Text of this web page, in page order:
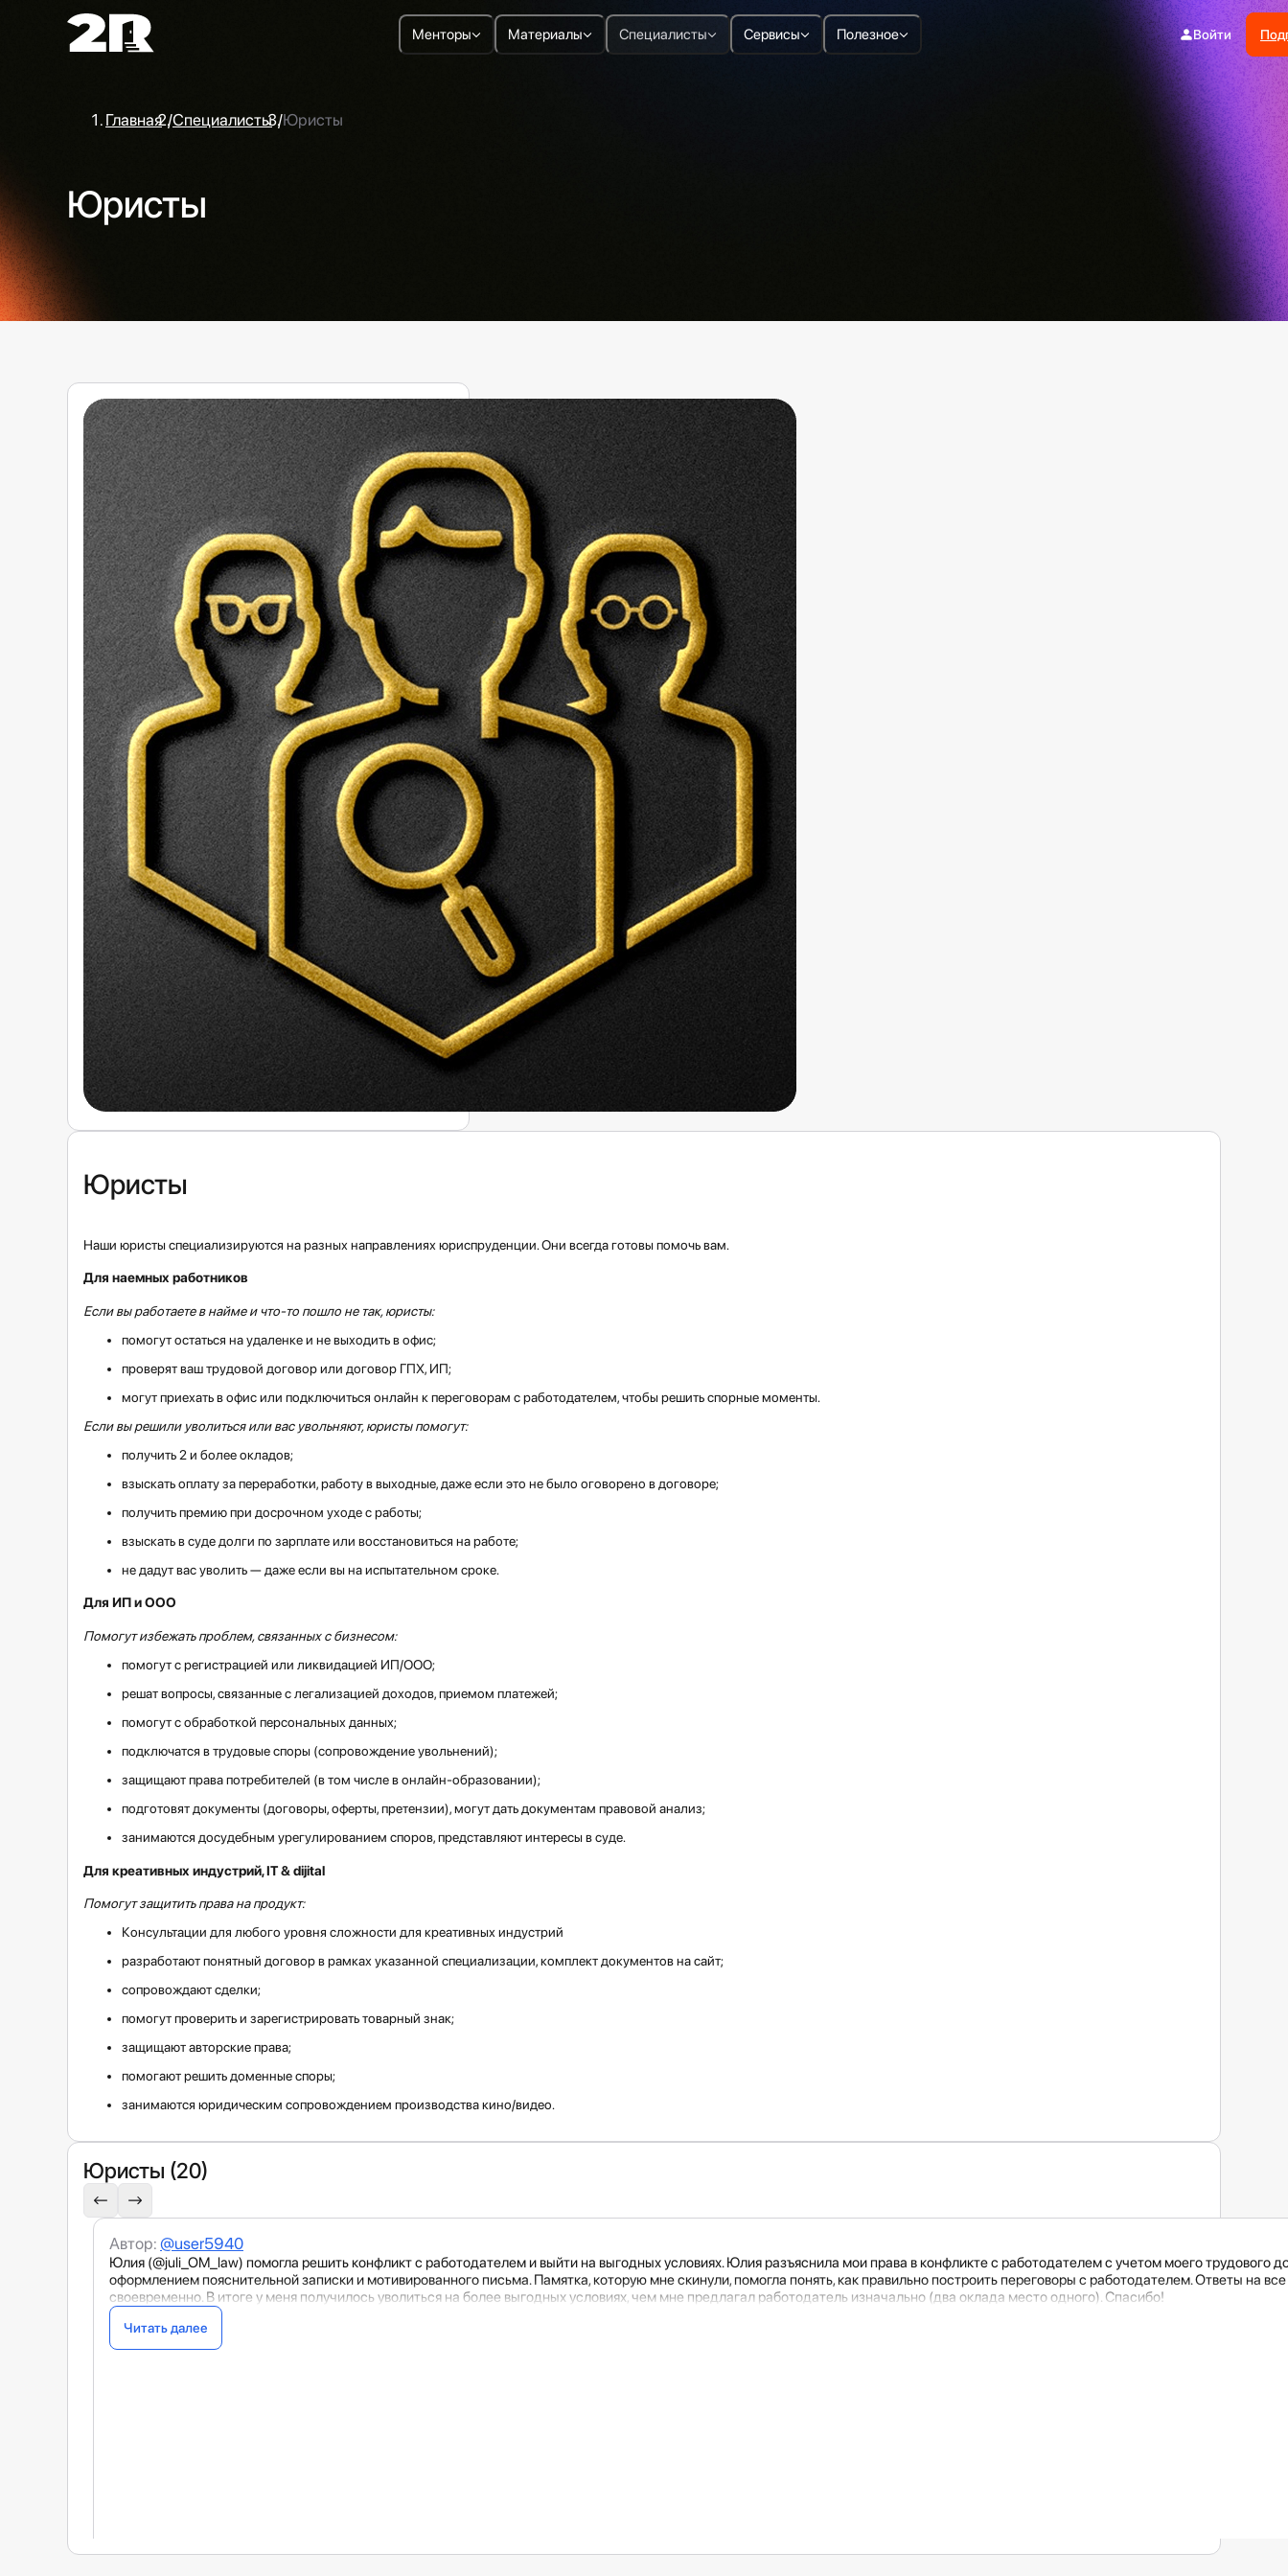
Менторы Материалы Специалисты Сервисы Полезное Войти
Главная /Специалисты /Юристы
Юристы
Юристы
Наши юристы специализируются на разных направлениях юриспруденции. Они всегда готовы помочь вам.
Для наемных работников
Если вы работаете в найме и что-то пошло не так, юристы:
помогут остаться на удаленке и не выходить в офис;
проверят ваш трудовой договор или договор ГПХ, ИП;
могут приехать в офис или подключиться онлайн к переговорам с работодателем, чтобы решить спорные моменты.
Если вы решили уволиться или вас увольняют, юристы помогут:
получить 2 и более окладов;
взыскать оплату за переработки, работу в выходные, даже если это не было оговорено в договоре;
получить премию при досрочном уходе с работы;
взыскать в суде долги по зарплате или восстановиться на работе;
не дадут вас уволить — даже если вы на испытательном сроке.
Для ИП и ООО
Помогут избежать проблем, связанных с бизнесом:
помогут с регистрацией или ликвидацией ИП/ООО;
решат вопросы, связанные с легализацией доходов, приемом платежей;
помогут с обработкой персональных данных;
подключатся в трудовые споры (сопровождение увольнений);
защищают права потребителей (в том числе в онлайн-образовании);
подготовят документы (договоры, оферты, претензии), могут дать документам правовой анализ;
занимаются досудебным урегулированием споров, представляют интересы в суде.
Для креативных индустрий, IT & dijital
Помогут защитить права на продукт:
Консультации для любого уровня сложности для креативных индустрий
разработают понятный договор в рамках указанной специализации, комплект документов на сайт;
сопровождают сделки;
помогут проверить и зарегистрировать товарный знак;
защищают авторские права;
помогают решить доменные споры;
занимаются юридическим сопровождением производства кино/видео.
Юристы (20)
Автор: @user5940
Юлия (@juli_OM_law) помогла решить конфликт с работодателем и выйти на выгодных условиях. Юлия разъяснила мои права в конфликте с работодателем с учетом моего трудового
оформлением пояснительной записки и мотивированного письма. Памятка, которую мне скинули, помогла понять, как правильно построить переговоры с работодателем. Ответы на
своевременно. В итоге у меня получилось уволиться на более выгодных условиях, чем мне предлагал работодатель изначально (два оклада место одного). Спасибо!
Читать далее